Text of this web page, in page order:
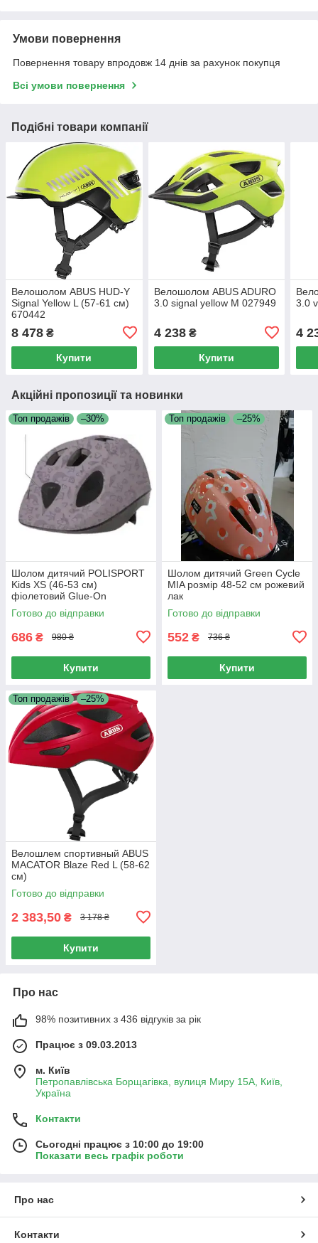
Умови повернення
Повернення товару впродовж 14 днів за рахунок покупця
Всі умови повернення
Подібні товари компанії
Велошолом ABUS HUD-Y
Signal Yellow L (57-61 см)
670442
8 478 ₴
Купити
Велошолом ABUS ADURO
3.0 signal yellow M 027949
4 238₴
Купити
3.0
4
Акційні пропозиції та новинки
Топ продажів –30%
Шолом дитячий POLISPORT
Kids XS (46-53 см)
фіолетовий Glue-On
Готово до відправки
686 ₴ 980 ₴
Купити
Топ продажів –25%
Шолом дитячий Green Cycle
MIA розмір 48-52 см рожевий
лак
Готово до відправки
552 ₴ 736 ₴
Купити
Топ продажів –25%
Велошлем спортивный ABUS
MACATOR Blaze Red L (58-62
см)
Готово до відправки
2 383,50 ₴ 3 178 ₴
Купити
Про нас
98% позитивних з 436 відгуків за рік
Працює з 09.03.2013
м. Київ
Петропавлівська Борщагівка, вулиця Миру 15А, Київ,
Україна
Контакти
Сьогодні працює з 10:00 до 19:00
Показати весь графік роботи
Про нас
Контакти